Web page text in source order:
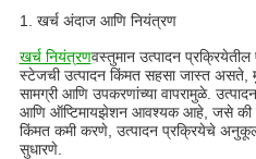
1. खर्च अंदाज आणि नियंत्रण
खर्च नियंत्रणवस्तुमान उत्पादन प्रक्रियेतील
स्टेजची उत्पादन किंमत सहसा जास्त असते,
सामग्री आणि उपकरणांच्या वापरामुळे.
आणि ऑप्टिमायझेशन आवश्यक आहे, जसे की
किंमत कमी करणे, उत्पादन प्रक्रियेचे
सुधारणे.